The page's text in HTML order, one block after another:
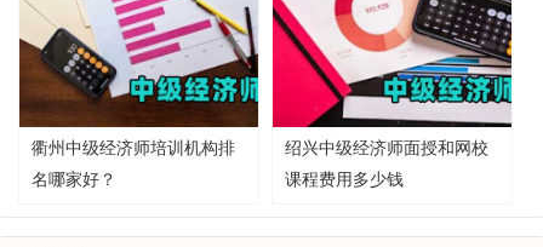
衢州中级经济师培训机构排
名哪家好？
绍兴中级经济师面授和网校
课程费用多少钱